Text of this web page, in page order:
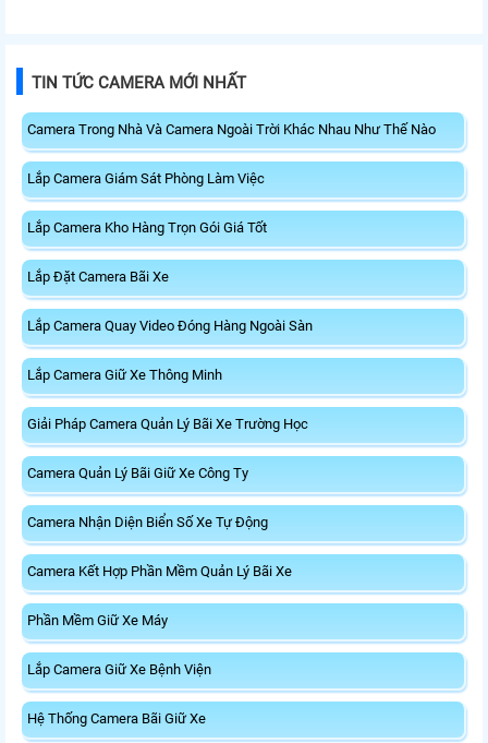
TIN TỨC CAMERA MỚI NHẤT
Camera Trong Nhà Và Camera Ngoài Trời Khác Nhau Như Thế Nào
Lắp Camera Giám Sát Phòng Làm Việc
Lắp Camera Kho Hàng Trọn Gói Giá Tốt
Lắp Đặt Camera Bãi Xe
Lắp Camera Quay Video Đóng Hàng Ngoài Sàn
Lắp Camera Giữ Xe Thông Minh
Giải Pháp Camera Quản Lý Bãi Xe Trường Học
Camera Quản Lý Bãi Giữ Xe Công Ty
Camera Nhận Diện Biển Số Xe Tự Động
Camera Kết Hợp Phần Mềm Quản Lý Bãi Xe
Phần Mềm Giữ Xe Máy
Lắp Camera Giữ Xe Bệnh Viện
Hệ Thống Camera Bãi Giữ Xe